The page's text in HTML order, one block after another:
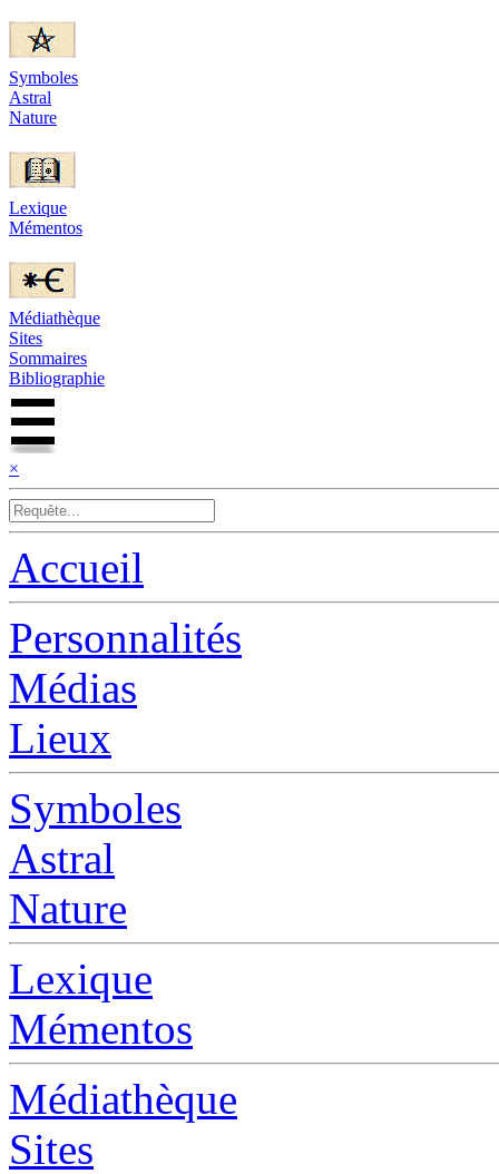
Symboles
Astral
Nature
Lexique
Mémentos
Médiathèque
Sites
Sommaires
Bibliographie
×
Accueil
Personnalités
Médias
Lieux
Symboles
Astral
Nature
Lexique
Mémentos
Médiathèque
Sites